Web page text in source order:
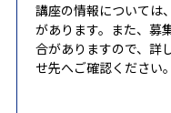
講座の情報については
があります。また、募
合がありますので、詳
せ先へご確認ください。